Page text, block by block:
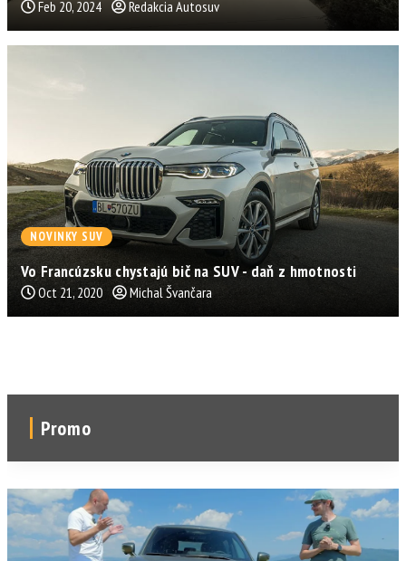
Feb 20, 2024 Redakcia Autosuv
NOVINKY SUV
Vo Francúzsku chystajú bič na SUV - daň z hmotnosti
Oct 21, 2020 Michal Švančara
Promo